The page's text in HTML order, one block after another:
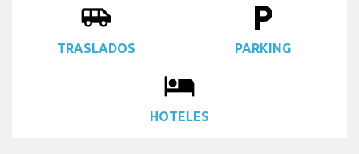
airport_shuttle
TRASLADOS
local_parking
PARKING
local_hotel
HOTELES